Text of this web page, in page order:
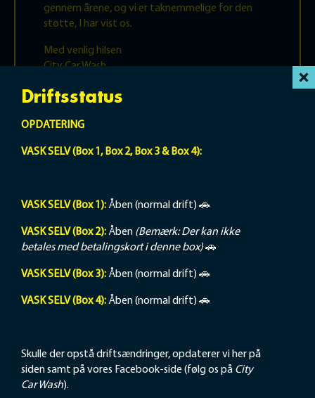
gennem årene, og vi er taknemmelige for den
støtte, I har vist os.
Med venlig hilsen
City Car Wash
VASKEKLUB
Kære VASKEKLUB kunde,
I forbindelse med lukningen af vores VASKETUNNEL
at der allerede er indregnet rabatter i vores "VASK
Hvis du har indestående på din VASKEKLUB-konto,
når tunnelen lukker d. 13. december 2024, vil dine
resterende penge naturligvis blive refunderet.
Driftsstatus
OPDATERING
VASK SELV (Box 1, Box 2, Box 3 & Box 4):
VASK SELV (Box 1): Åben (normal drift) 🚗
VASK SELV (Box 2): Åben (Bemærk: Der kan ikke
betales med betalingskort i denne box)🚗
VASK SELV (Box 3): Åben (normal drift) 🚗
VASK SELV (Box 4): Åben (normal drift) 🚗
Skulle der opstå driftsændringer, opdaterer vi her på
siden samt på vores Facebook-side (følg os på City
Car Wash).